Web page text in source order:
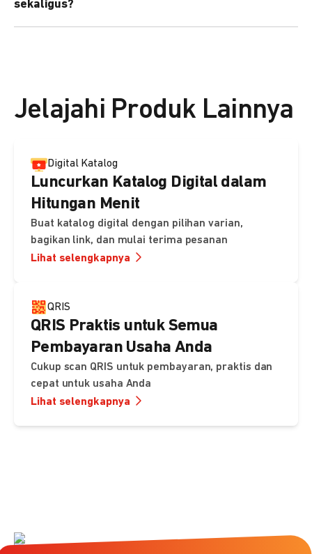
kebutuhan Anda.
sekaligus?
Jelajahi Produk Lainnya
Digital Katalog
Luncurkan Katalog Digital dalam
Hitungan Menit
Buat katalog digital dengan pilihan varian,
bagikan link, dan mulai terima pesanan
Lihat selengkapnya
QRIS
QRIS Praktis untuk Semua
Pembayaran Usaha Anda
Cukup scan QRIS untuk pembayaran, praktis dan
cepat untuk usaha Anda
Lihat selengkapnya